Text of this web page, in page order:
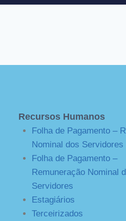
Recursos Humanos
Folha de Pagamento –
Nominal dos Servidores
Folha de Pagamento –
Remuneração Nominal
Servidores
Estagiários
Terceirizados